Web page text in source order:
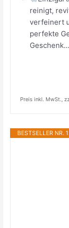
reinigt,
verfeinert
perfekte
Geschenk...
Preis inkl. MwSt.,
BESTSELLER NR.